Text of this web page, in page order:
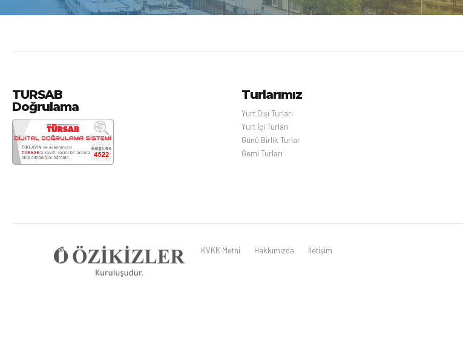
TURSAB
Doğrulama
Turlarımız
Yurt Dışı Turları
Yurt İçi Turları
Günü Birlik Turlar
Gemi Turları
KVKK Metni Hakkımızda
İletişim